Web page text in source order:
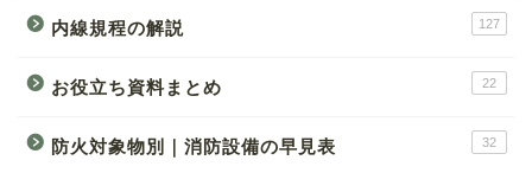
内線規程の解説 127
お役立ち資料まとめ 22
防火対象物別｜消防設備の早見表 32